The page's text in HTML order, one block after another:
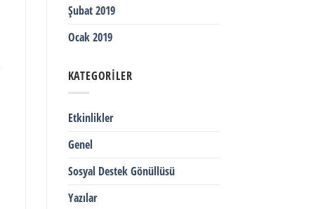
Şubat 2019
Ocak 2019
KATEGORILER
Etkinlikler
Genel
Sosyal Destek Gönüllüsü
Yazılar